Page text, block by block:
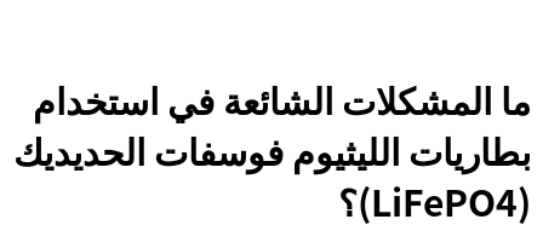
ما المشكلات الشائعة في استخدام
بطاريات الليثيوم فوسفات الحديديك
(LiFePO4)؟